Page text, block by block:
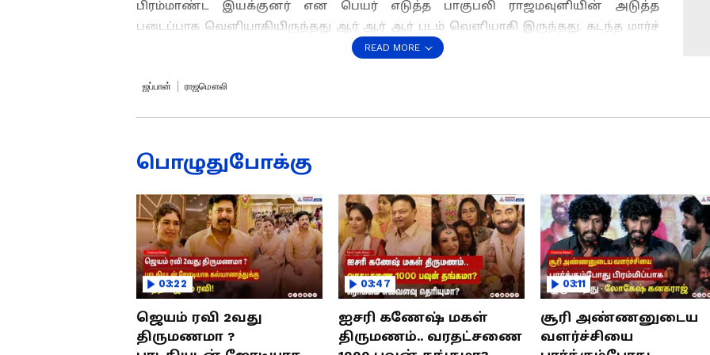
பிரம்மாண்ட இயக்குனர் என பெயர் எடுத்த பாகுபலி ராஜமவுளியின் அடுத்த
படைப்பாக வெளியாகியிருந்தது ஆர் ஆர் ஆர் படம் வெளியாகி இருந்தது. கடந்த மார்ச்
24ஆம் தேதி வெளியான இந்தப் படம் உலக ரசிகர்களை வியப்பில் ஆழ்த்தி 1100
ராம்சரண், ஜூனியர் என்டிஆர் என இரு நாயகர்கள் தோன்றியிருந்த இந்த படம்
தேசிய போராட்ட வீரர்களின் வாழ்க்கையை மையமாகக் கொண்டு எடுக்கப்பட்டது.
தமிழ், தெலுங்கு, மலையாளம் உள்ளிட்ட ஐந்து மொழிகளில் பான் இந்தியா படமாக
உலகம் முழுவதும் திரையிடப்பட்ட இது சுமார் 550 கோடிகளில் தயாரான படமாகும்.
உலக பாக்ஸ் ஆபீஸில் மாஸ் காட்டி இருந்த ஆர் ஆர் ஆர் பல மாதங்கள் கழித்து
தற்போது ஜப்பானின் திரைப்படப்பட்டு உள்ளது.
மேலும் செய்திகளுக்கு...அடேங்கப்பா மாஸ் காட்டும் சிவகார்த்திகேயன்...முதல்
READ MORE
ஜப்பான் ராஜமௌலி
பொழுதுபோக்கு
03:22
ஜெயம் ரவி 2வது
திருமணமா ?
03:47
ஐசரி கணேஷ் மகள்
திருமணம்.. வரதட்சணை
03:11
சூரி அண்ணனுடைய
வளர்ச்சியை